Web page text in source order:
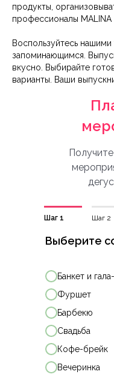
продукты,
профессионалы MALINA
Воспользуйтесь
запоминающимся.
вкусно. Выбирайте
варианты. Ваши
Шаг 1 Шаг 2
Выберите
Банкет и
Фуршет
Барбекю
Свадьба
Кофе-брейк
Вечеринка